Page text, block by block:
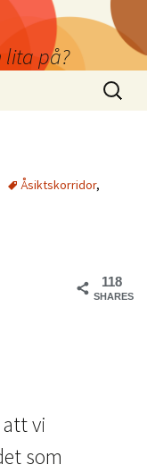
lita på?
Sök
efter:
Åsiktskorridor,
118
SHARES
vi
som